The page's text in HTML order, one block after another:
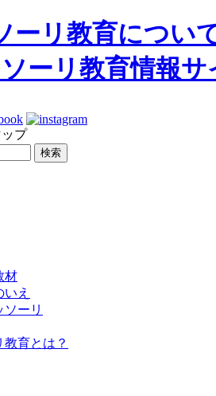
ーリ教育につい
プ
材
いえ
ーリ
育とは？